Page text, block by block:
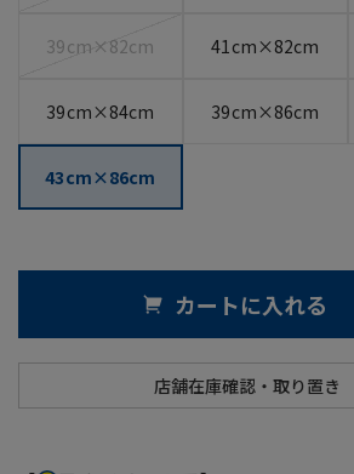
39cm×82cm 41cm×82cm
39cm×84cm 39cm×86cm
43cm×86cm
カートに入れる